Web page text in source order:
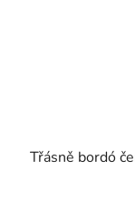
Třásně bordó